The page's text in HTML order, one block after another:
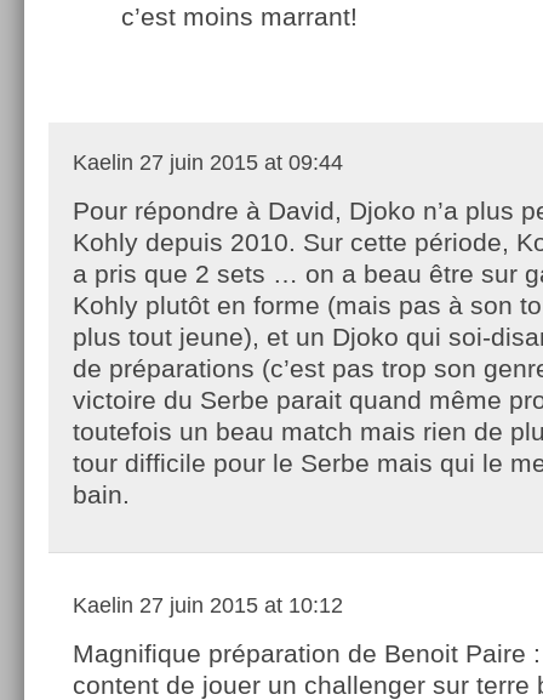
c’est moins marrant!
Kaelin 27 juin 2015 at 09:44
Pour répondre à David, Djoko n’a plus
Kohly depuis 2010. Sur cette période,
a pris que 2 sets … on a beau être sur
Kohly plutôt en forme (mais pas à son
plus tout jeune), et un Djoko qui soi-
de préparations (c’est pas trop son
victoire du Serbe parait quand même
toutefois un beau match mais rien de
tour difficile pour le Serbe mais qui le
bain.
Kaelin 27 juin 2015 at 10:12
Magnifique préparation de Benoit Paire
content de jouer un challenger sur terre